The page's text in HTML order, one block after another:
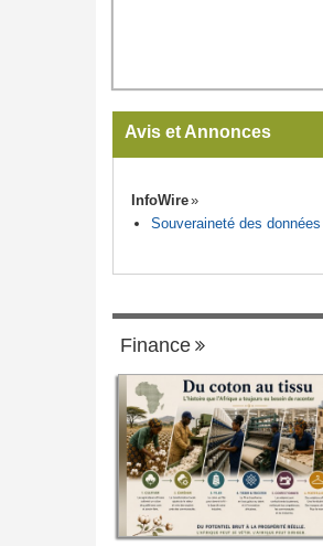
Avis et Annonces
InfoWire
Souveraineté des
Finance